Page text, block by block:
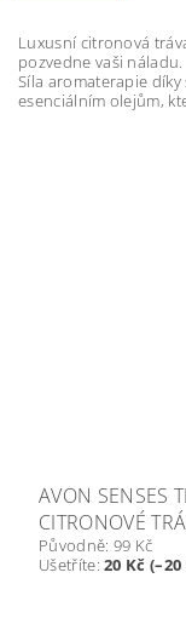
Luxusní citronová
pozvedne vaši náladu.
Síla aromaterapie
esenciálním olejům,
AVON SENSES
CITRONOVÉ
Původně: 99 Kč
Ušetříte:20 Kč (–20